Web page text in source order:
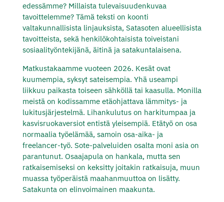
edessämme? Millaista tulevaisuudenkuvaa
tavoittelemme? Tämä teksti on koonti
valtakunnallisista linjauksista, Satasoten alueellisista
tavoitteista, sekä henkilökohtaisista toiveistani
sosiaalityöntekijänä, äitinä ja satakuntalaisena.
Matkustakaamme vuoteen 2026. Kesät ovat
kuumempia, syksyt sateisempia. Yhä useampi
liikkuu paikasta toiseen sähköllä tai kaasulla. Monilla
meistä on kodissamme etäohjattava lämmitys- ja
lukitusjärjestelmä. Lihankulutus on harkitumpaa ja
kasvisruokaversiot entistä yleisempiä. Etätyö on osa
normaalia työelämää, samoin osa-aika- ja
freelancer-työ. Sote-palveluiden osalta moni asia on
parantunut. Osaajapula on hankala, mutta sen
ratkaisemiseksi on keksitty joitakin ratkaisuja, muun
muassa työperäistä maahanmuuttoa on lisätty.
Satakunta on elinvoimainen maakunta.